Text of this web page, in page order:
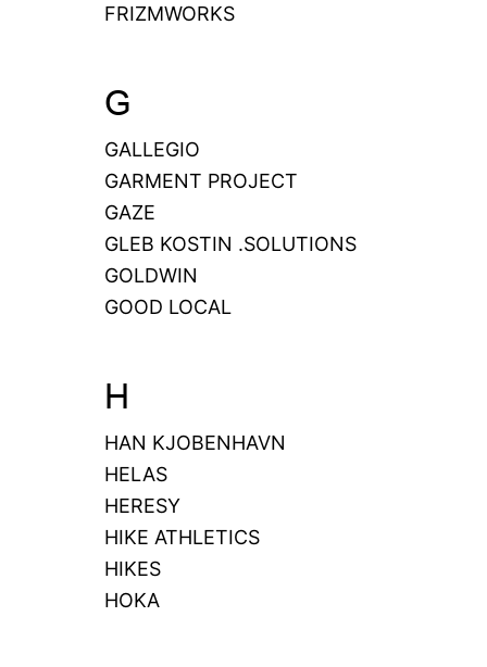
FRIZMWORKS
G
GALLEGIO
GARMENT PROJECT
GAZE
GLEB KOSTIN .SOLUTIONS
GOLDWIN
GOOD LOCAL
H
HAN KJOBENHAVN
HELAS
HERESY
HIKE ATHLETICS
HIKES
HOKA